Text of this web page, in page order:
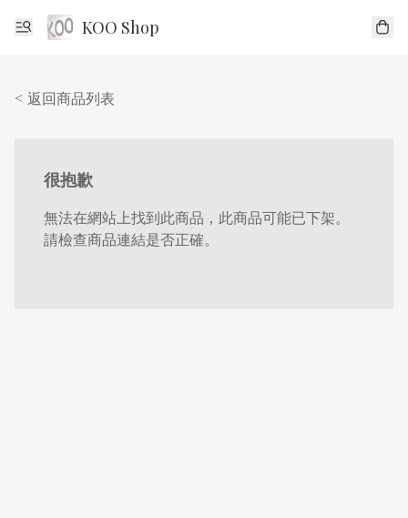
KOO Shop
< 返回商品列表
很抱歉
無法在網站上找到此商品，此商品可能已下架。
請檢查商品連結是否正確。